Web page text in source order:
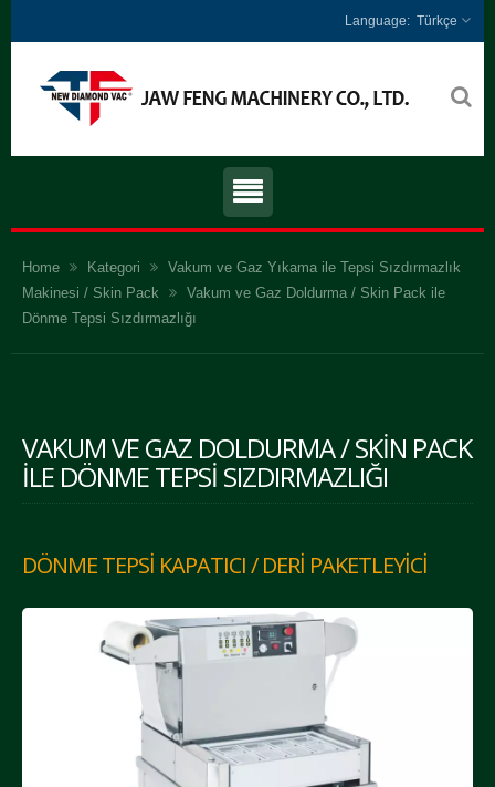
Türkçe
Home Kategori
Vakum ve Gaz Yıkama ile Tepsi Sızdırmazlık
Makinesi / Skin Pack
Vakum ve Gaz Doldurma / Skin Pack ile
Dönme Tepsi Sızdırmazlığı
VAKUM VE GAZ DOLDURMA / SKIN PACK
ILE DÖNME TEPSI SIZDIRMAZLIĞI
DÖNME TEPSI KAPATICI / DERI PAKETLEYICI